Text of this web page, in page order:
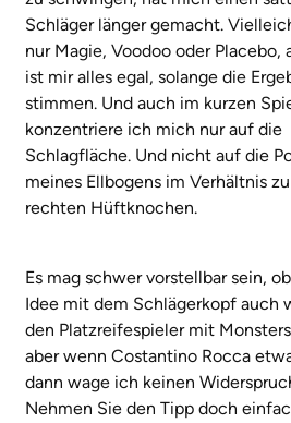
Schläger länger gemacht.
nur Magie, Voodoo oder Placebo,
ist mir alles egal, solange die
stimmen. Und auch im kurzen
konzentriere ich mich nur auf die
Schlagfläche. Und nicht auf die
meines Ellbogens im Verhältnis
rechten Hüftknochen.
Es mag schwer vorstellbar sein,
Idee mit dem Schlägerkopf auch
den Platzreifespieler mit
aber wenn Costantino Rocca
dann wage ich keinen
Nehmen Sie den Tipp doch